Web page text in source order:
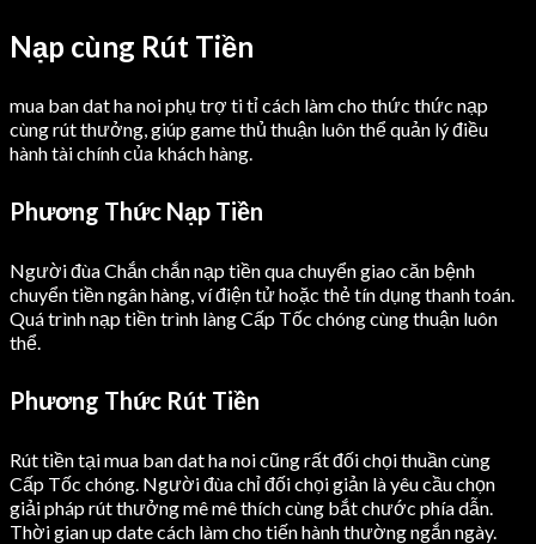
Nạp cùng Rút Tiền
mua ban dat ha noi phụ trợ ti tỉ cách làm cho thức thức nạp
cùng rút thưởng, giúp game thủ thuận luôn thể quản lý điều
hành tài chính của khách hàng.
Phương Thức Nạp Tiền
Người đùa Chắn chắn nạp tiền qua chuyển giao căn bệnh
chuyển tiền ngân hàng, ví điện tử hoặc thẻ tín dụng thanh toán.
Quá trình nạp tiền trình làng Cấp Tốc chóng cùng thuận luôn
thể.
Phương Thức Rút Tiền
Rút tiền tại mua ban dat ha noi cũng rất đối chọi thuần cùng
Cấp Tốc chóng. Người đùa chỉ đối chọi giản là yêu cầu chọn
giải pháp rút thưởng mê mê thích cùng bắt chước phía dẫn.
Thời gian up date cách làm cho tiến hành thường ngắn ngày.